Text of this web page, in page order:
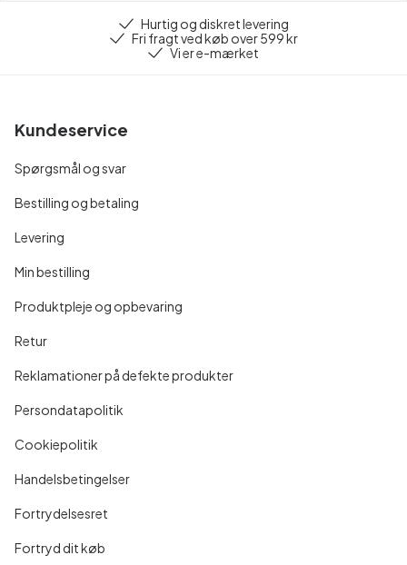
Hurtig og diskret levering
Fri fragt ved køb over 599 kr
Vi er e-mærket
Kundeservice
Spørgsmål og svar
Bestilling og betaling
Levering
Min bestilling
Produktpleje og opbevaring
Retur
Reklamationer på defekte produkter
Persondatapolitik
Cookiepolitik
Handelsbetingelser
Fortrydelsesret
Fortryd dit køb